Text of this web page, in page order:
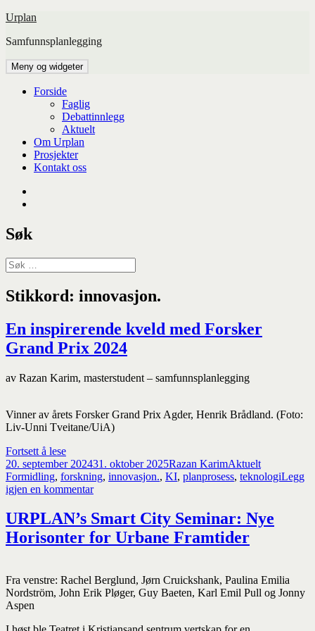
Hopp
innhold
Urplan
Samfunnsplanlegging
Meny og widgeter
Forside
Faglig
Debattinnlegg
Aktuelt
Om Urplan
Prosjekter
Kontakt oss
Søk
Søk
etter:
Stikkord: innovasjon.
En inspirerende kveld med Forsker
Grand Prix 2024
av Razan Karim, masterstudent – samfunnsplanlegging
Vinner av årets Forsker Grand Prix Agder, Henrik Brådland. (Foto:
Liv-Unni Tveitane/UiA)
Fortsett å leseEn
inspirerende
kveld
med
Grand
Prix
2024
Publisert
20. september 202431. oktober 2025Forfatter
Razan KarimKategorier
AktueltStikkord
Formidling, forskning, innovasjon., KI, planprosess, teknologiLegg
igjen en kommentartil
inspirerende
kveld
med
Prix
2024
URPLAN’s Smart City Seminar: Nye
Horisonter for Urbane Framtider
Fra venstre: Rachel Berglund, Jørn Cruickshank, Paulina Emilia
Nordström, John Erik Pløger, Guy Baeten, Karl Emil Pull og Jonny
Aspen